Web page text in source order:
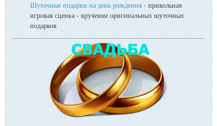
Шуточные подарки на день рождения- прикольная
игровая сценка - вручение оригинальных шуточных
подарков